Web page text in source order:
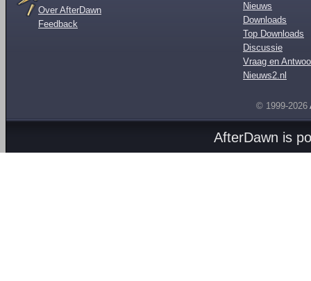
Over AfterDawn
Feedback
Nieuws
Downloads
Top Downloads
Discussie
Vraag en
Nieuws2.nl
© 1999-2026
AfterDawn is